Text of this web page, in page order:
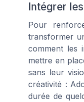
Intégrer
Pour
transformer
comment les
mettre en
sans leur
créativité :
durée de